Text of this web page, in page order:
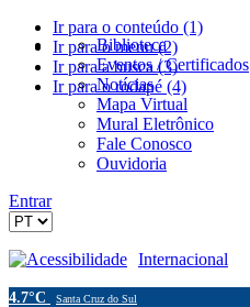
Ir para o conteúdo (1)
Ir para o menu (2)
Ir para a busca (3)
Ir para o rodapé (4)
Biblioteca
Eventos / Certificados
Notícias
Mapa Virtual
Mural Eletrônico
Fale Conosco
Ouvidoria
Entrar
Acessibilidade Internacional
4.7°C Santa Cruz do Sul